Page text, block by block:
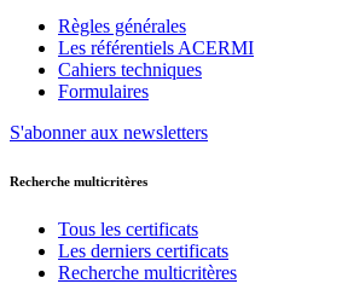
Règles générales
Les référentiels ACERMI
Cahiers techniques
Formulaires
S'abonner aux newsletters
Recherche multicritères
Tous les certificats
Les derniers certificats
Recherche multicritères